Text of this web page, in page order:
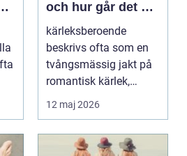
och hur går det att
bryta mönstret?
kärleksberoende
beskrivs ofta som en
tvångsmässig jakt på
romantisk kärlek,
närhet eller
bekräftelse...
12 maj 2026